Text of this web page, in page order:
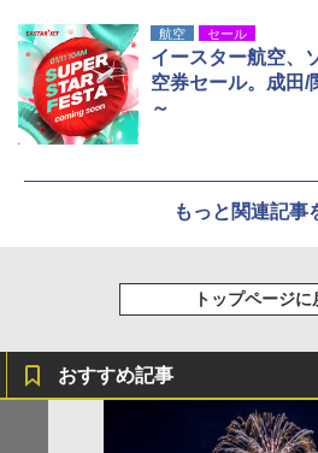
航空 セール
イースター航空、
空券セール。成田/
～
もっと関連記事
トップページに
おすすめ記事